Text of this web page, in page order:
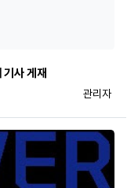
사 게재
등록자
관리자